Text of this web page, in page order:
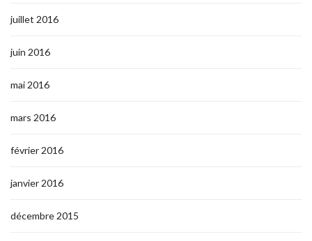
juillet 2016
juin 2016
mai 2016
mars 2016
février 2016
janvier 2016
décembre 2015